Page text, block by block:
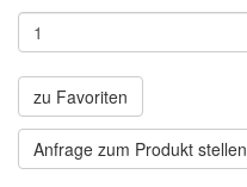
zu Favoriten
Anfrage zum Produkt stellen